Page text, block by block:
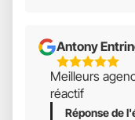
Antony
5
Étoiles
Sur
Meilleurs
réactif
Réponse de